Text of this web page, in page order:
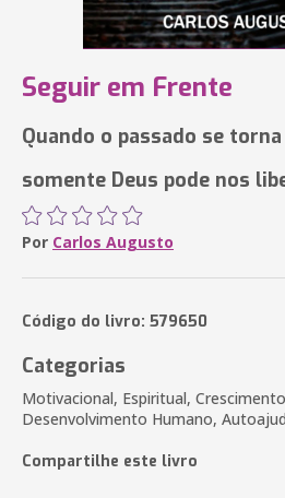
Seguir em Frente
Quando o passado se
somente Deus pode nos
Por Carlos Augusto
Código do livro: 579650
Categorias
Motivacional, Espiritual,
Desenvolvimento Humano,
Compartilhe este livro